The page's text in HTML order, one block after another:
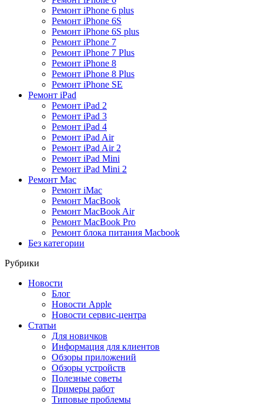
Ремонт iPhone 6 plus
Ремонт iPhone 6S
Ремонт iPhone 6S plus
Ремонт iPhone 7
Ремонт iPhone 7 Plus
Ремонт iPhone 8
Ремонт iPhone 8 Plus
Ремонт iPhone SE
Ремонт iPad
Ремонт iPad 2
Ремонт iPad 3
Ремонт iPad 4
Ремонт iPad Air
Ремонт iPad Air 2
Ремонт iPad Mini
Ремонт iPad Mini 2
Ремонт Mac
Ремонт iMac
Ремонт MacBook
Ремонт MacBook Air
Ремонт MacBook Pro
Ремонт блока питания Macbook
Без категории
Рубрики
Новости
Блог
Новости Apple
Новости сервис-центра
Статьи
Для новичков
Информация для клиентов
Обзоры приложений
Обзоры устройств
Полезные советы
Примеры работ
Типовые проблемы